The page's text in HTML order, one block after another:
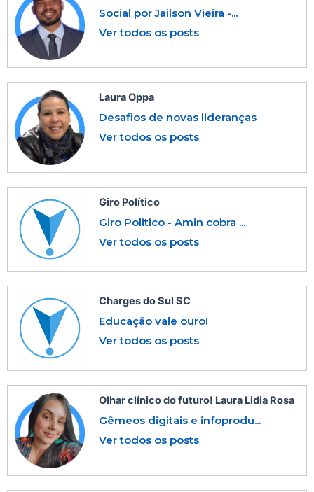
Social por Jailson Vieira -...
Ver todos os posts
Laura Oppa
Desafios de novas lideranças
Ver todos os posts
Giro Político
Giro Politico - Amin cobra ...
Ver todos os posts
Charges do Sul SC
Educação vale ouro!
Ver todos os posts
Olhar clínico do futuro! Laura Lidia Rosa
Gêmeos digitais e infoprodu...
Ver todos os posts